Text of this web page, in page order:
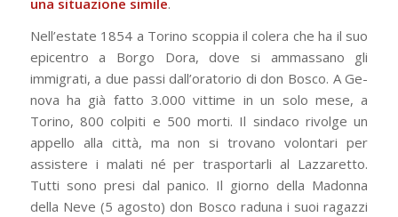
Nell’estate 1854 a Torino scoppia il colera che ha il suo
epicentro a Borgo Dora, dove si ammassano gli
immigrati, a due passi dall’oratorio di don Bosco. A Ge­
nova ha già fatto 3.000 vittime in un solo mese, a
Torino, 800 colpiti e 500 morti. Il sindaco rivolge un
appello alla città, ma non si trovano volontari per
assistere i malati né per trasportarli al Lazzaretto.
Tutti sono presi dal panico. Il giorno della Madonna
della Neve (5 agosto) don Bosco raduna i suoi ragazzi